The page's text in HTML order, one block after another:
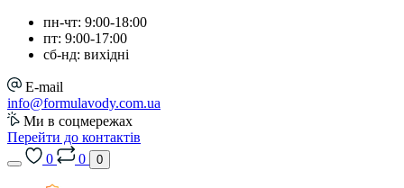
пн-чт: 9:00-18:00
пт: 9:00-17:00
сб-нд: вихідні
E-mail
info@formulavody.com.ua
Ми в соцмережах
Перейти до контактів
0
0 0